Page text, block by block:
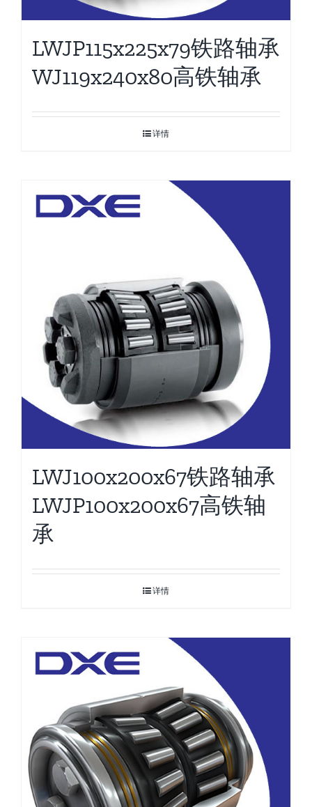
LWJP115x225x79铁路轴承
WJ119x240x80高铁轴承
详情
LWJ100x200x67铁路轴承
LWJP100x200x67高铁轴
承
详情